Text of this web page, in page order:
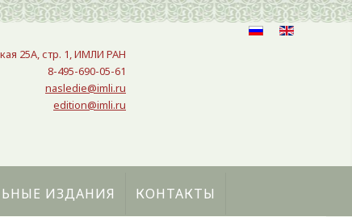
25A, стр. 1, ИМЛИ РАН
8-495-690-05-61
nasledie@imli.ru
edition@imli.ru
ИЗДАНИЯ КОНТАКТЫ